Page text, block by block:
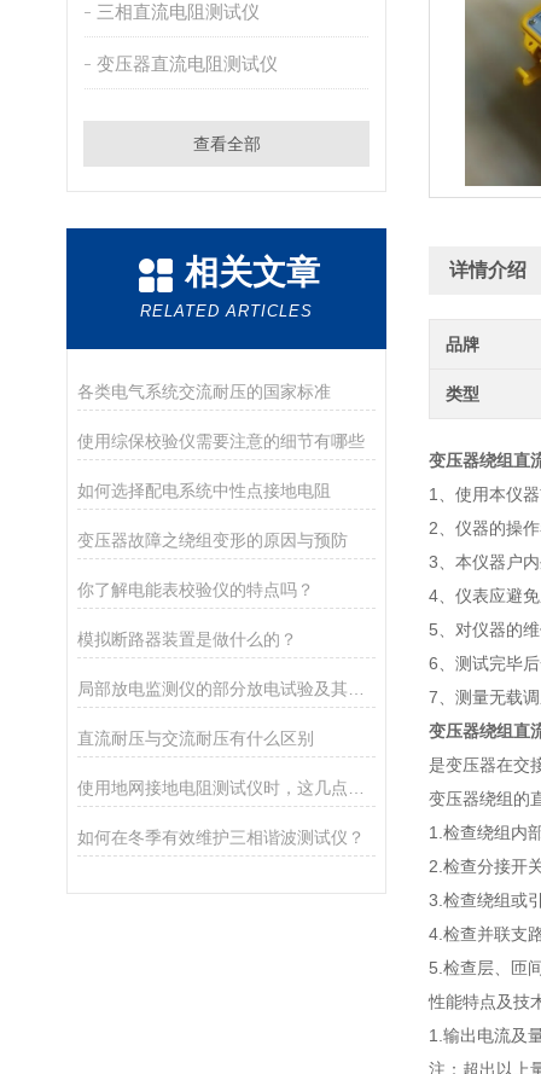
三相直流电阻测试仪
变压器直流电阻测试仪
查看全部
相关文章
RELATED ARTICLES
各类电气系统交流耐压的国家标准
使用综保校验仪需要注意的细节有哪些
如何选择配电系统中性点接地电阻
变压器故障之绕组变形的原因与预防
你了解电能表校验仪的特点吗？
模拟断路器装置是做什么的？
直流耐压与交流耐压有什么区别
如何在冬季有效维护三相谐波测试仪？
详情介绍
品牌
类型
变压器绕组直
1、使用本仪
2、仪器的操
3、本仪器户
4、仪表应避
5、对仪器的
6、测试完毕
7、测量无载
变压器绕组直
是变压器在交
变压器绕组的
1.检查绕组内
2.检查分接开
3.检查绕组或
4.检查并联支
5.检查层、匝
性能特点及技
1.输出电流及
注：超出以上